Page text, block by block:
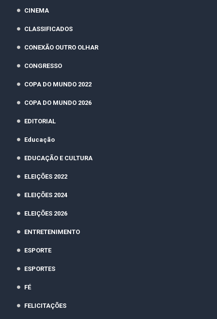
CINEMA
CLASSIFICADOS
CONEXÃO OUTRO OLHAR
CONGRESSO
COPA DO MUNDO 2022
COPA DO MUNDO 2026
EDITORIAL
Educação
EDUCAÇÃO E CULTURA
ELEIÇÕES 2022
ELEIÇÕES 2024
ELEIÇÕES 2026
ENTRETENIMENTO
ESPORTE
ESPORTES
FÉ
FELICITAÇÕES